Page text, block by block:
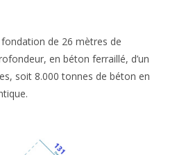
de 26 mètres de
en béton ferraillé, d’un
soit 8.000 tonnes de béton en